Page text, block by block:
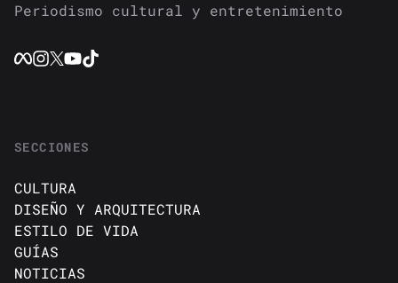
Periodismo cultural y entretenimiento
SECCIONES
CULTURA
DISEÑO Y ARQUITECTURA
ESTILO DE VIDA
GUÍAS
NOTICIAS